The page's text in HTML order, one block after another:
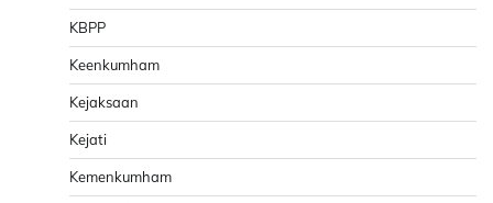
KBPP
Keenkumham
Kejaksaan
Kejati
Kemenkumham